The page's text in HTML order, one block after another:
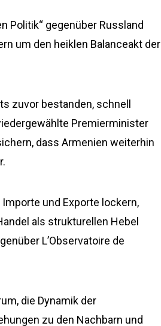
Politik“ gegenüber Russland
um den heiklen Balanceakt der
zuvor bestanden, schnell
Premierminister
dass Armenien weiterhin
und Exporte lockern,
als strukturellen Hebel
L’Observatoire de
die Dynamik der
zu den Nachbarn und